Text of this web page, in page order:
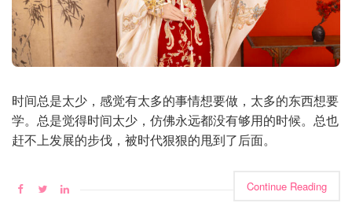
时间总是太少，感觉有太多的事情想要做，太多的东西想要
学。总是觉得时间太少，仿佛永远都没有够用的时候。总也
赶不上发展的步伐，被时代狠狠的甩到了后面。
Continue Reading